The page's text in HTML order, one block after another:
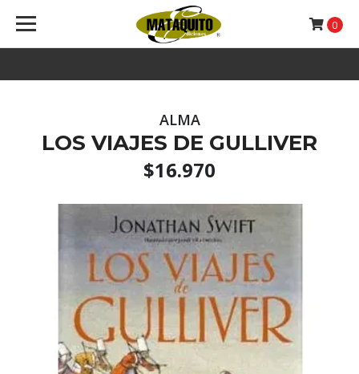
0
ALMA
LOS VIAJES DE GULLIVER
$16.970